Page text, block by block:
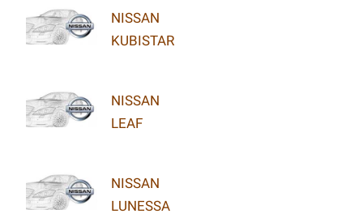
NISSAN
KUBISTAR
NISSAN
LEAF
NISSAN
LUNESSA